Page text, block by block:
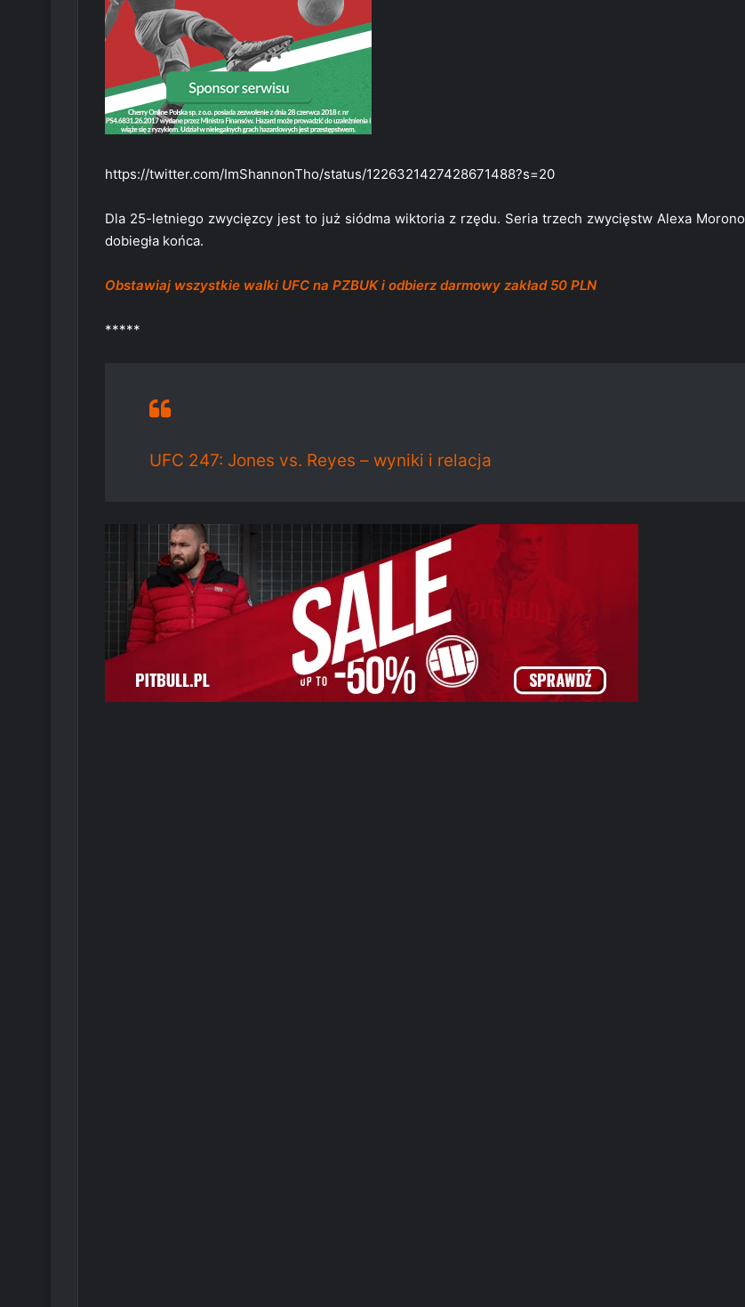
https://twitter.com/ImShannonTho/status/1226321427428671488?s=20
Dla 25-letniego zwycięzcy jest to już siódma wiktoria z rzędu. Seria trzech zwycięstw Alexa Morono
dobiegła końca.
Obstawiaj wszystkie walki UFC na PZBUK i odbierz darmowy zakład 50 PLN
*****
UFC 247: Jones vs. Reyes – wyniki i relacja